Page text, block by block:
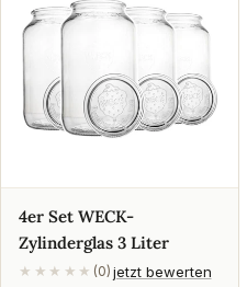
4er Set WECK-
Zylinderglas 3 Liter
★★★★★ (0) jetzt bewerten